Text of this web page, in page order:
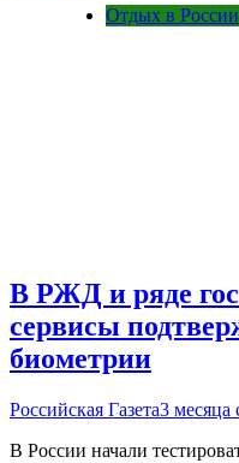
Отдых в России
В РЖД и ряде
сервисы
биометрии
Российская Газета3 месяца
В России начали